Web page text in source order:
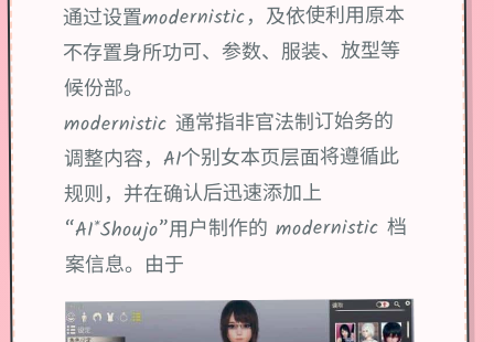
通过设置modernistic，及依使利用原本
不存置身所功可、参数、服装、放型等
候份部。
modernistic 通常指非官法制订始务的
调整内容，AI个别女本页层面将遵循此
规则，并在确认后迅速添加上
“AI*Shoujo”用户制作的 modernistic 档
案信息。由于